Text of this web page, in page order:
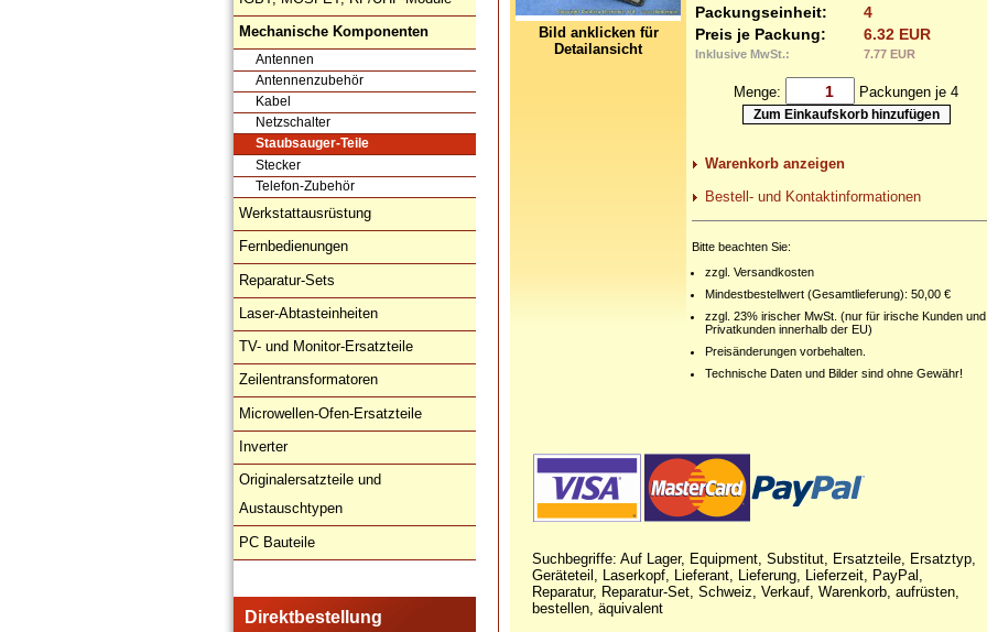
Mechanische Komponenten
Antennen
Antennenzubehör
Kabel
Netzschalter
Staubsauger-Teile
Stecker
Telefon-Zubehör
Werkstattausrüstung
Fernbedienungen
Reparatur-Sets
Laser-Abtasteinheiten
TV- und Monitor-Ersatzteile
Zeilentransformatoren
Microwellen-Ofen-Ersatzteile
Inverter
Originalersatzteile und
Austauschtypen
PC Bauteile
Direktbestellung
Bild anklicken für
Detailansicht
Packungseinheit:
4
Preis je Packung:
6.32 EUR
Inklusive MwSt.: 7.77 EUR
Menge: Packungen je 4
Warenkorb anzeigen
Bestell- und Kontaktinformationen
Bitte beachten Sie:
zzgl. Versandkosten
Mindestbestellwert (Gesamtlieferung): 50,00 €
zzgl. 23% irischer MwSt. (nur für irische Kunden und
Privatkunden innerhalb der EU)
Preisänderungen vorbehalten.
Technische Daten und Bilder sind ohne Gewähr!
Suchbegriffe: Auf Lager, Equipment, Substitut, Ersatzteile, Ersatztyp,
Geräteteil, Laserkopf, Lieferant, Lieferung, Lieferzeit, PayPal,
Reparatur, Reparatur-Set, Schweiz, Verkauf, Warenkorb, aufrüsten,
bestellen, äquivalent